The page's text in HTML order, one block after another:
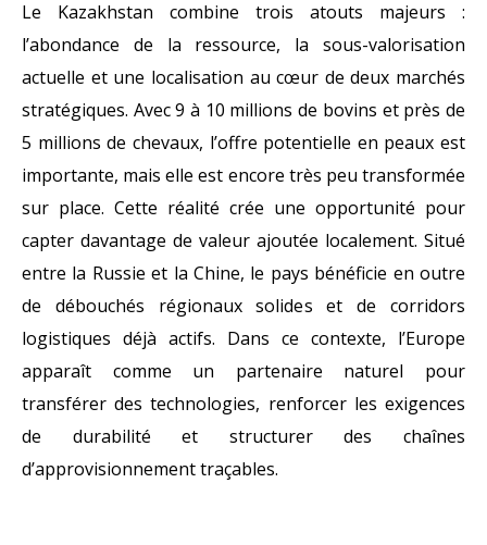
Le Kazakhstan combine trois atouts majeurs :
l’abondance de la ressource, la sous-valorisation
actuelle et une localisation au cœur de deux marchés
stratégiques. Avec 9 à 10 millions de bovins et près de
5 millions de chevaux, l’offre potentielle en peaux est
importante, mais elle est encore très peu transformée
sur place. Cette réalité crée une opportunité pour
capter davantage de valeur ajoutée localement. Situé
entre la Russie et la Chine, le pays bénéficie en outre
de débouchés régionaux solides et de corridors
logistiques déjà actifs. Dans ce contexte, l’Europe
apparaît comme un partenaire naturel pour
transférer des technologies, renforcer les exigences
de durabilité et structurer des chaînes
d’approvisionnement traçables.